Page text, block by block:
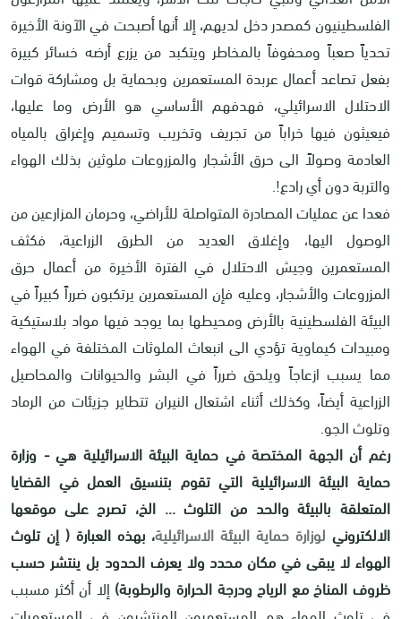
الفلسطينيون كمصدر دخل لديهم، إلا أنها أصبحت في الآونة الأخيرة
تحدياً صعباً ومحفوفاً بالمخاطر ويتكبد من يزرع أرضه خسائر كبيرة
بفعل تصاعد أعمال عربدة المستعمرين وبحماية بل ومشاركة قوات
الاحتلال الاسرائيلي، فهدفهم الأساسي هو الأرض وما عليها،
فيعيثون فيها خراباً من تجريف وتخريب وتسميم وإغراق بالمياه
العادمة وصولاً الى حرق الأشجار والمزروعات ملوثين بذلك الهواء
والتربة دون أي رادع!.
فعدا عن عمليات المصادرة المتواصلة للأراضي، وحرمان المزارعين من
الوصول اليها، وإغلاق العديد من الطرق الزراعية، فكثف
المستعمرين وجيش الاحتلال في الفترة الأخيرة من أعمال حرق
المزروعات والأشجار، وعليه فإن المستعمرين يرتكبون ضرراً كبيراً في
البيئة الفلسطينية بالأرض ومحيطها بما يوجد فيها مواد بلاستيكية
ومبيدات كيماوية تؤدي الى انبعاث الملوثات المختلفة في الهواء
مما يسبب ازعاجاً ويلحق ضرراً في البشر والحيوانات والمحاصيل
الزراعية أيضاً، وكذلك أثناء اشتعال النيران تتطاير جزيئات من الرماد
وتلوث الجو.
رغم أن الجهة المختصة في حماية البيئة الاسرائيلية هي - وزارة
حماية البيئة الاسرائيلية التي تقوم بتنسيق العمل في القضايا
المتعلقة بالبيئة والحد من التلوث ... الخ، تصرح على موقعها
الالكتروني لوزارة حماية البيئة الاسرائيلية، بهذه العبارة ( إن تلوث
الهواء لا يبقى في مكان محدد ولا يعرف الحدود بل ينتشر حسب
ظروف المناخ مع الرياح ودرجة الحرارة والرطوبة) إلا أن أكثر مسبب